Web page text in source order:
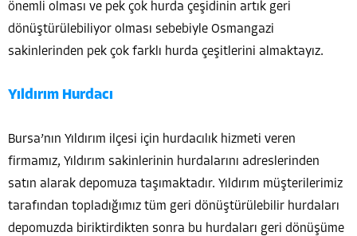
önemli olması ve pek çok hurda çeşidinin artık geri
dönüştürülebiliyor olması sebebiyle Osmangazi
sakinlerinden pek çok farklı hurda çeşitlerini almaktayız.
Yıldırım Hurdacı
Bursa’nın Yıldırım ilçesi için hurdacılık hizmeti veren
firmamız, Yıldırım sakinlerinin hurdalarını adreslerinden
satın alarak depomuza taşımaktadır. Yıldırım müşterilerimiz
tarafından topladığımız tüm geri dönüştürülebilir hurdaları
depomuzda biriktirdikten sonra bu hurdaları geri dönüşüme